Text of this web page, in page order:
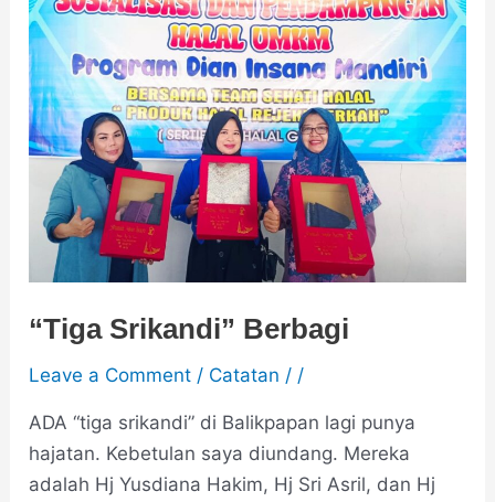
“Tiga Srikandi” Berbagi
Leave a Comment / Catatan / /
ADA “tiga srikandi” di Balikpapan lagi punya
hajatan. Kebetulan saya diundang. Mereka
adalah Hj Yusdiana Hakim, Hj Sri Asril, dan Hj
Berbagi